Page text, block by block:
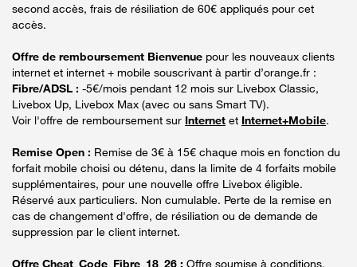
second accès, frais de résiliation de 60€ appliqués pour cet
accès.
Offre de remboursement Bienvenue pour les nouveaux clients
internet et internet + mobile souscrivant à partir d’orange.fr :
Fibre/ADSL : -5€/mois pendant 12 mois sur Livebox Classic,
Livebox Up, Livebox Max (avec ou sans Smart TV).
Voir l'offre de remboursement sur Internet et Internet+Mobile.
Remise Open : Remise de 3€ à 15€ chaque mois en fonction du
forfait mobile choisi ou détenu, dans la limite de 4 forfaits mobile
supplémentaires, pour une nouvelle offre Livebox éligible.
Réservé aux particuliers. Non cumulable. Perte de la remise en
cas de changement d'offre, de résiliation ou de demande de
suppression par le client internet.
Offre Cheat_Code_Fibre_18_26 : Offre soumise à conditions,